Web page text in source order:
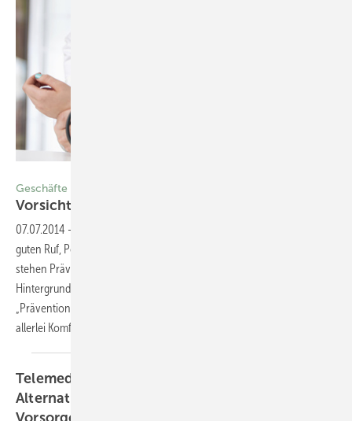
Geschäfte mit inadäquaten Präventionschecks
Vorsicht
07.07.2014 -
guten Ruf, Politiker wollen Prävention fördern und viele Patienten
stehen Präventionsangeboten sehr positiv gegenüber. Vor diesem
Hintergrund sind in den letzten 5 Jahren zahlreiche
„Präventionszentren“ und „Diagnose-kliniken“ entstanden, die – mit
allerlei Komfort ausgerüstet – um Kunden werben.
Telemedizin — eine sinnvolle und zeitgemäße
Alternative in der arbeitsmedizinischen